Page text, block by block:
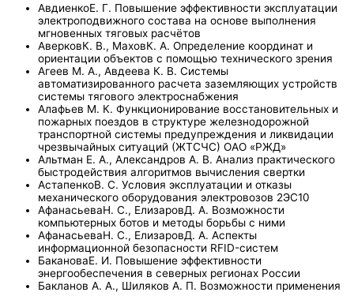
АвдиенкоЕ. Г. Повышение эффективности эксплуатации
электроподвижного состава на основе выполнения
мгновенных тяговых расчётов
АверковК. В., МаховК. А. Определение координат и
ориентации объектов с помощью технического зрения
Агеев М. А., Авдеева К. В. Системы
автоматизированного расчета заземляющих устройств
системы тягового электроснабжения
Алафьев М. К. Функционирование восстановительных и
пожарных поездов в структуре железнодорожной
транспортной системы предупреждения и ликвидации
чрезвычайных ситуаций (ЖТСЧС) ОАО «РЖД»
Альтман Е. А., Александров А. В. Анализ практического
быстродействия алгоритмов вычисления свертки
АстапенкоВ. С. Условия эксплуатации и отказы
механического оборудования электровозов 2ЭС10
АфанасьеваН. C., ЕлизаровД. А. Возможности
компьютерных ботов и методы борьбы с ними
АфанасьеваН. С., ЕлизаровД. А. Аспекты
информационной безопасности RFID-систем
БакановаЕ. И. Повышение эффективности
энергообеспечения в северных регионах России
Бакланов А. А., Шиляков А. П. Возможности применения